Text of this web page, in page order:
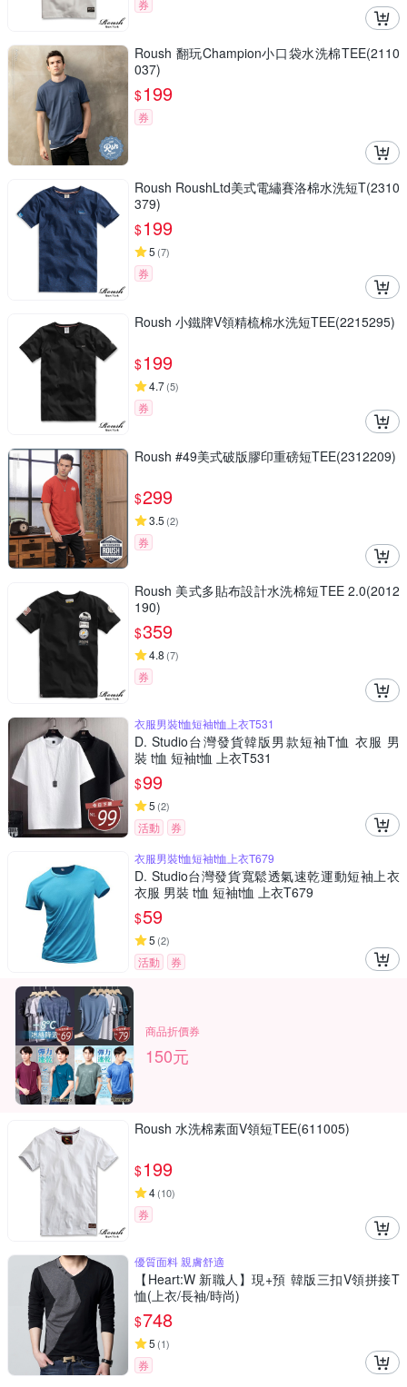
券
Roush 翻玩Champion小口袋水洗棉TEE(2110
037)
$199
券
Roush RoushLtd美式電繡賽洛棉水洗短T(2310
379)
$199
5 (7)
券
Roush 小鐵牌V領精梳棉水洗短TEE(2215295)
$199
4.7(5)
券
Roush #49美式破版膠印重磅短TEE(2312209)
$299
3.5 (2)
券
Roush 美式多貼布設計水洗棉短TEE 2.0(2012
190)
$359
4.8 (7)
券
衣服男裝t恤短袖t恤上衣T531
D. Studio台灣發貨韓版男款短袖T恤 衣服 男
裝 t恤 短袖t恤 上衣T531
$99
5 (2)
活動
券
衣服男裝t恤短袖t恤上衣T679
D. Studio台灣發貨寬鬆透氣速乾運動短袖上衣
衣服 男裝 t恤 短袖t恤 上衣T679
$59
5 (2)
活動 券
商品折價券
150元
Roush 水洗棉素面V領短TEE(611005)
$199
4(10)
券
優質面料 親膚舒適
【Heart:W 新職人】現+預 韓版三扣V領拼接T
恤(上衣/長袖/時尚)
$748
5 (1)
券